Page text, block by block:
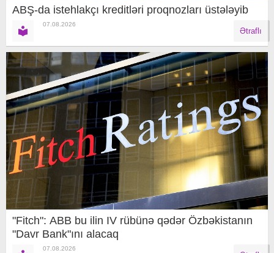
ABŞ-da istehlakçı kreditləri proqnozları üstələyib
07.08.2026
Ətraflı
"Fitch": ABB bu ilin IV rübünə qədər Özbəkistanın
"Davr Bank"ını alacaq
07.08.2026